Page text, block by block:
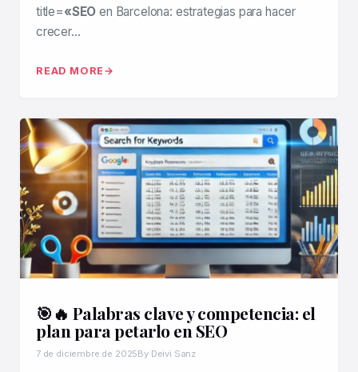
title=«SEO en Barcelona: estrategias para hacer
crecer…
READ MORE
🎯🔥 Palabras clave y competencia: el
plan para petarlo en SEO
7 de diciembre de 2025By Deivi Sanz